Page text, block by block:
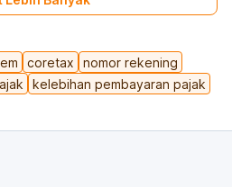
coretax
nomor rekening
kelebihan pembayaran pajak